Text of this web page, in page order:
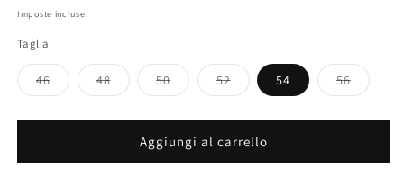
di
Imposte incluse.
Taglia
46Variante
esaurita
non
48Variante
esaurita
non
50Variante
esaurita
non
52Variante
esaurita
non
54 56Variante
esaurita
non
Aggiungi al carrello